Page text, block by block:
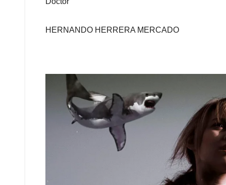
HERNANDO HERRERA MERCADO